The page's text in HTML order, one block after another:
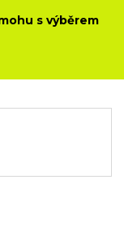
s výběrem